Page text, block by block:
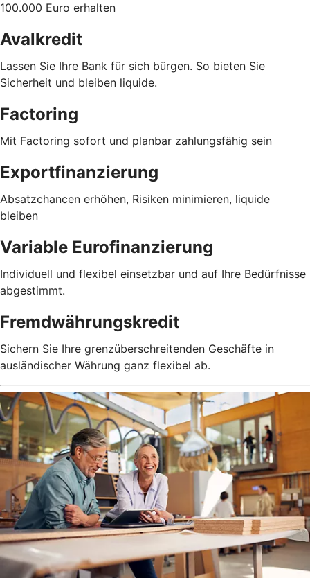
100.000 Euro erhalten
Avalkredit
Lassen Sie Ihre Bank für sich bürgen. So bieten Sie
Sicherheit und bleiben liquide.
Factoring
Mit Factoring sofort und planbar zahlungsfähig sein
Exportfinanzierung
Absatzchancen erhöhen, Risiken minimieren, liquide
bleiben
Variable Eurofinanzierung
Individuell und flexibel einsetzbar und auf Ihre Bedürfnisse
abgestimmt.
Fremdwährungskredit
Sichern Sie Ihre grenzüberschreitenden Geschäfte in
ausländischer Währung ganz flexibel ab.